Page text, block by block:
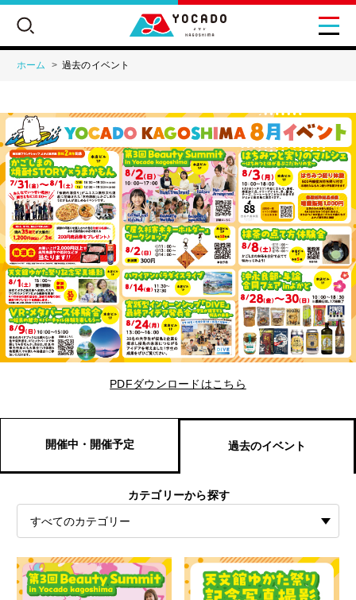
ホーム 過去のイベント
PDFダウンロードはこちら
開催中・開催予定 過去のイベント
カテゴリーから探す